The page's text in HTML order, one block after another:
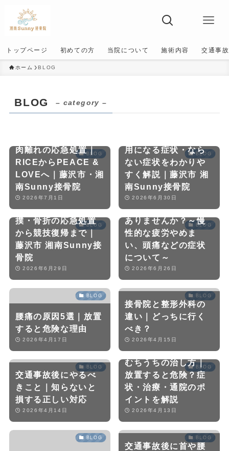
トップページ 初めての方 当院について 施術内容 交通事故
ホーム BLOG
BLOG – category –
BLOG
肉離れの応急処置｜
RICEからPEACE &
LOVEへ｜藤沢市・湘
南Sunny接骨院
2026年7月1日
BLOG
用になる症状・なら
ない症状をわかりや
すく解説｜藤沢市 湘
南Sunny接骨院
2026年6月30日
BLOG
【スポーツでのケガ
は早期対応が大切】
捻挫・肉離れ・打
撲・骨折の応急処置
から競技復帰まで｜
藤沢市 湘南Sunny接
骨院
2026年6月29日
BLOG
自律神経の乱れによ
る不調でお悩みでは
ありませんか？～慢
性的な疲労やめま
い、頭痛などの症状
について～
2026年6月26日
BLOG
腰痛の原因5選｜放置
すると危険な理由
2026年4月17日
BLOG
接骨院と整形外科の
違い｜どっちに行く
べき？
2026年4月15日
BLOG
交通事故後にやるべ
きこと｜知らないと
損する正しい対応
2026年4月14日
BLOG
むちうちの治し方｜
放置すると危険？症
状・治療・通院のポ
イントを解説
2026年4月13日
BLOG BLOG
交通事故後に首や腰